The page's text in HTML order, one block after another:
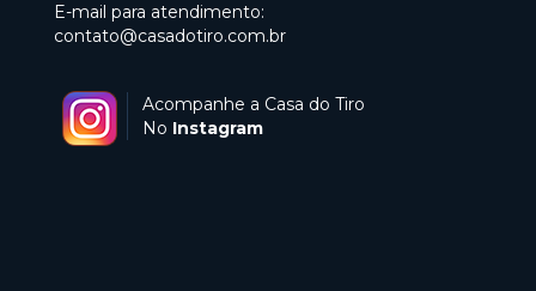
E-mail para atendimento:
contato@casadotiro.com.br
Acompanhe a Casa do Tiro
No Instagram